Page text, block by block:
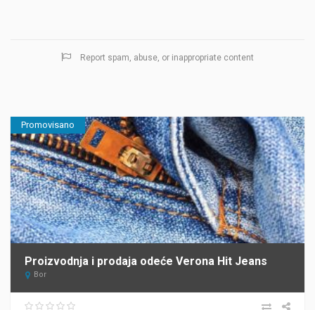
Report spam, abuse, or inappropriate content
Promovisano
Proizvodnja i prodaja odeće Verona Hit Jeans
Bor